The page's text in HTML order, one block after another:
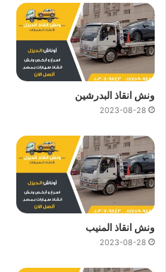
ونش انقاذ البدرشين
2023-08-28
ونش انقاذ المنيب
2023-08-28